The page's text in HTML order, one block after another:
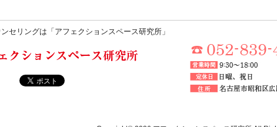
セリングは「アフェクションスペース研究所」